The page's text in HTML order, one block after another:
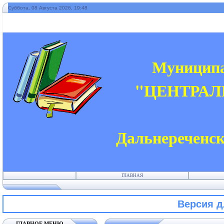
Суббота, 08 Августа 2026, 19:48
ГЛАВНАЯ
Версия